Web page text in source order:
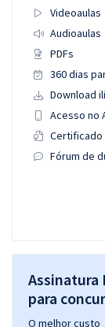
Videoaulas
Audioaulas
PDFs
360 dias
Download
Acesso no
Certificado
Fórum de
Assinatura
para
O melhor custo